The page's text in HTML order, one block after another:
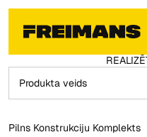
un saņemiet individuālu
mājas konstrukciju
Velciet un
Produkta veids
Pilns Konstrukciju Komplekts